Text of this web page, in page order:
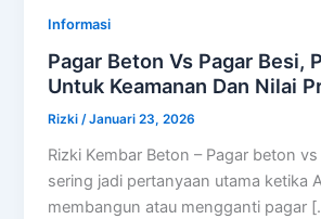
Informasi
Pagar Beton Vs Pagar Besi,
Untuk Keamanan Dan Nilai
Rizki/Januari 23, 2026
Rizki Kembar Beton – Pagar beton
sering jadi pertanyaan utama ketika
membangun atau mengganti pagar